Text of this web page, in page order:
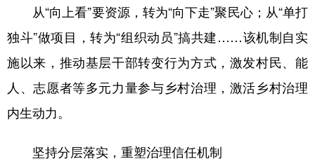
Deutsch Português
从“向上看”要资源，转为“向下走”聚民心；从“单打
独斗”做项目，转为“组织动员”搞共建……该机制自实
施以来，推动基层干部转变行为方式，激发村民、能
人、志愿者等多元力量参与乡村治理，激活乡村治理
内生动力。
坚持分层落实，重塑治理信任机制